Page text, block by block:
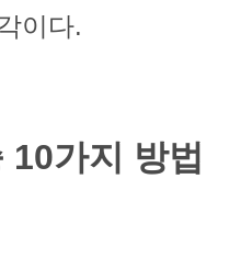
이다.
가지 방법